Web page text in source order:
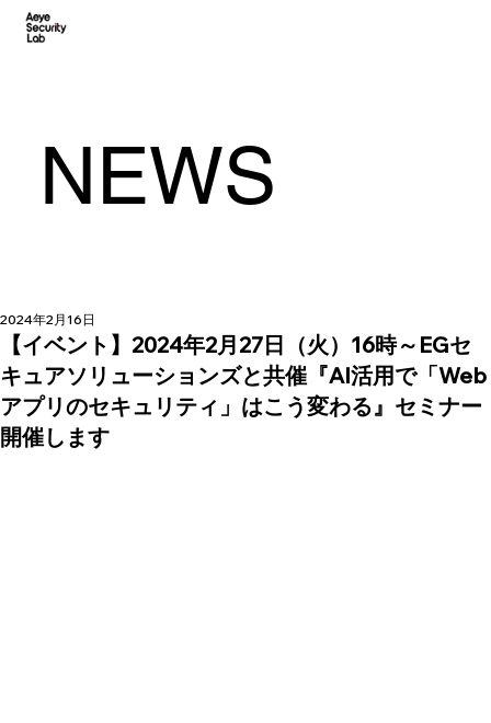
NEWS
【イベント】2024年2月27日（火）16時～EGセ
キュアソリューションズと共催『AI活用で「Web
アプリのセキュリティ」はこう変わる』セミナー
開催します
2024年2月16日